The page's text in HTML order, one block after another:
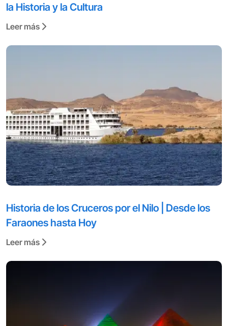
la Historia y la Cultura
Leer más
Historia de los Cruceros por el Nilo | Desde los
Faraones hasta Hoy
Leer más